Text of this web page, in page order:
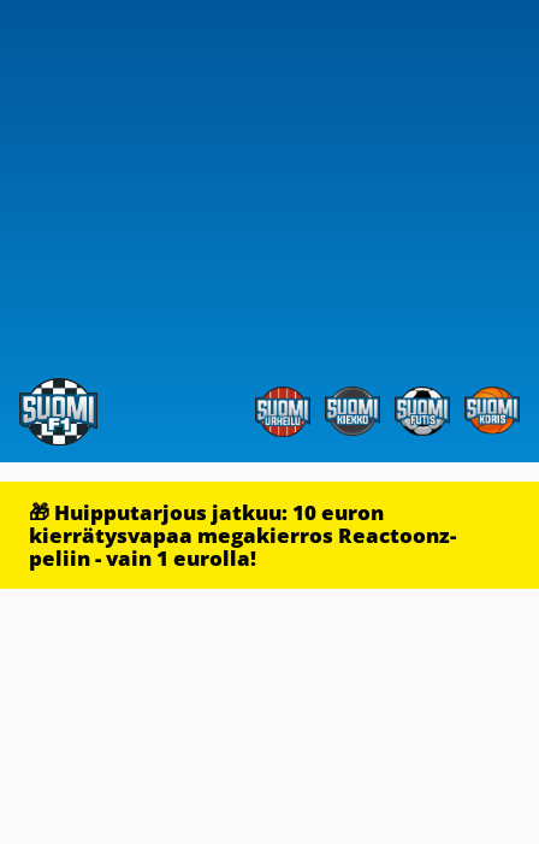
🎁 Huipputarjous jatkuu: 10 euron
kierrätysvapaa megakierros Reactoonz-
peliin - vain 1 eurolla!